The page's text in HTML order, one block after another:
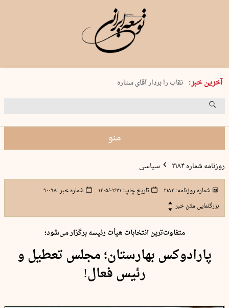
آخرین خبر:
پنجشنبه 15 مرداد 1405 شماره 2243
نقاب را بردار آقای ستاره
کدام فوتبال؟
منو
روزنامه شماره ۲۱۸۴ سیاسی
شماره روزنامه:۲۱۸۴ تاریخ چاپ: ۱۴۰۵/۰۲/۳۱ شماره خبر:۹۰۰۹۸
بزرگنمایی متن خبر
متفاوت‌ترین انتخابات هیأت رئیسه برگزار می‌شود؛
پارادوکس بهارستان؛ مجلس تعطیل و
رئیس فعال!